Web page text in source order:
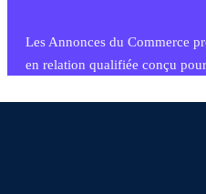
Les Annonces du Commerce
en relation qualifiée conçu
commercial et les collectivités